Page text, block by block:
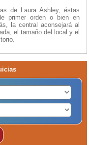
de Laura Ashley, éstas
primer orden o bien en
la central aconsejará al
el tamaño del local y el